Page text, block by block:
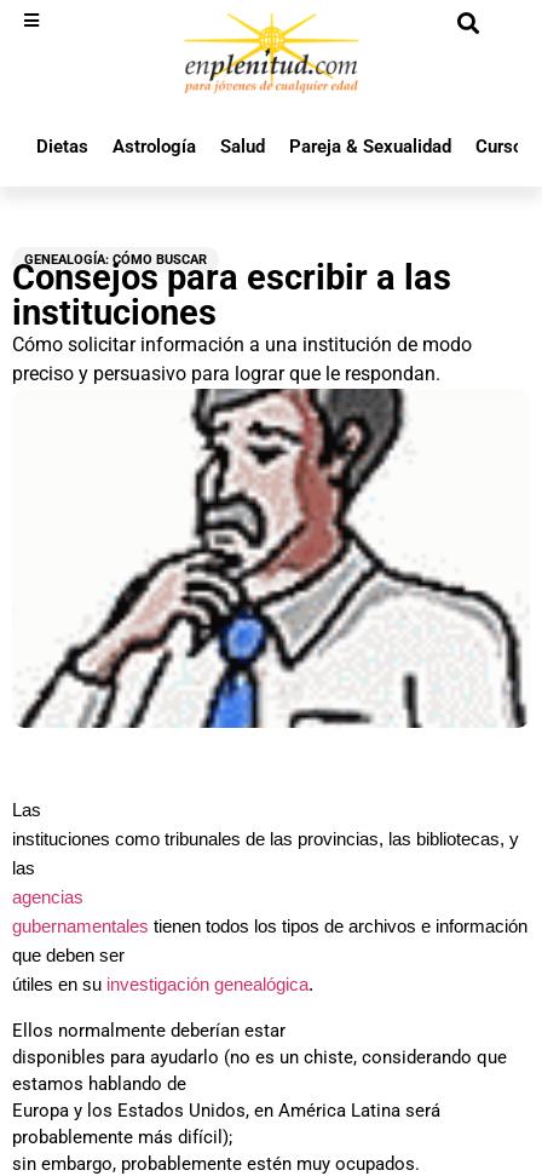
Dietas Astrología Salud Pareja & Sexualidad Cursos
GENEALOGÍA: CÓMO BUSCAR
Consejos para escribir a las
instituciones
Cómo solicitar información a una institución de modo
preciso y persuasivo para lograr que le respondan.
Las
instituciones como tribunales de las provincias, las bibliotecas, y
las
agencias
gubernamentales tienen todos los tipos de archivos e información
que deben ser
útiles en su investigación genealógica.
Ellos normalmente deberían estar
disponibles para ayudarlo (no es un chiste, considerando que
estamos hablando de
Europa y los Estados Unidos, en América Latina será
probablemente más difícil);
sin embargo, probablemente estén muy ocupados.